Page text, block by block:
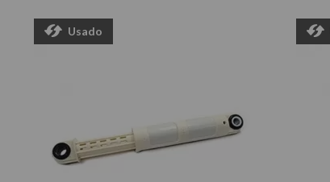
Usado